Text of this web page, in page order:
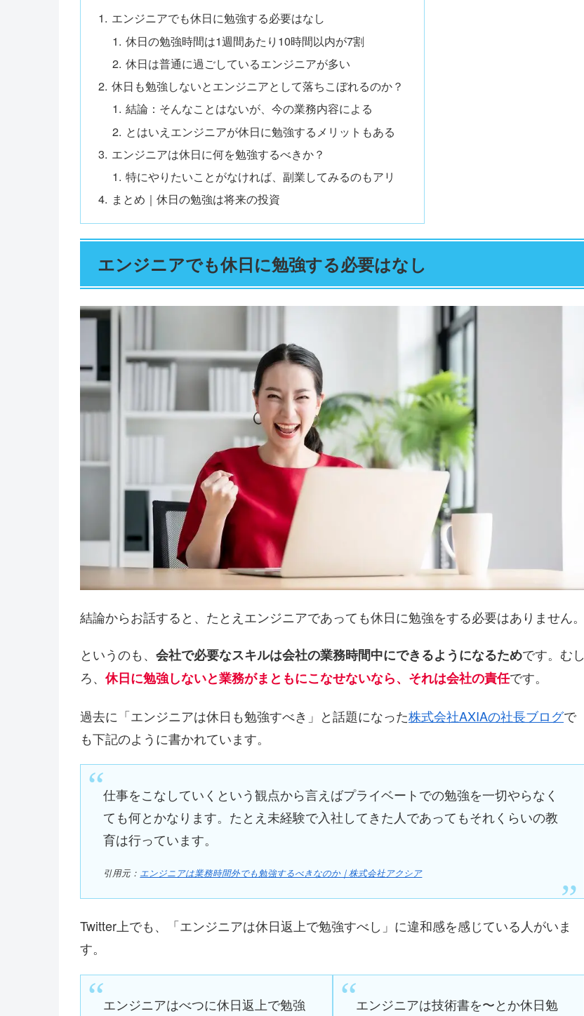
エンジニアでも休日に勉強する必要はなし
休日の勉強時間は1週間あたり10時間以内が7割
休日は普通に過ごしているエンジニアが多い
休日も勉強しないとエンジニアとして落ちこぼれるのか？
結論：そんなことはないが、今の業務内容による
とはいえエンジニアが休日に勉強するメリットもある
エンジニアは休日に何を勉強するべきか？
特にやりたいことがなければ、副業してみるのもアリ
まとめ｜休日の勉強は将来の投資
エンジニアでも休日に勉強する必要はなし
結論からお話すると、たとえエンジニアであっても休日に勉強をする必要はありません。
というのも、 会社で必要なスキルは会社の業務時間中にできるようになるためです。むし
ろ、 休日に勉強しないと業務がまともにこなせないなら、それは会社の責任です。
過去に「エンジニアは休日も勉強すべき」と話題になった株式会社AXIAの社長ブログで
も下記のように書かれています。
仕事をこなしていくという観点から言えばプライベートでの勉強を一切やらなく
ても何とかなります。たとえ未経験で入社してきた人であってもそれくらいの教
育は行っています。
引用元： エンジニアは業務時間外でも勉強するべきなのか｜株式会社アクシア
Twitter上でも、「エンジニアは休日返上で勉強すべし」に違和感を感じている人がいま
す。
エンジニアはべつに休日返上で勉強
エンジニアは技術書を〜とか休日勉